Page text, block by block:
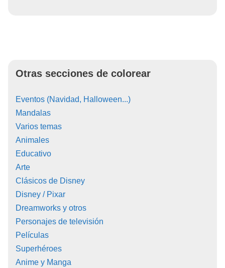
Otras secciones de colorear
Eventos (Navidad, Halloween...)
Mandalas
Varios temas
Animales
Educativo
Arte
Clásicos de Disney
Disney / Pixar
Dreamworks y otros
Personajes de televisión
Películas
Superhéroes
Anime y Manga